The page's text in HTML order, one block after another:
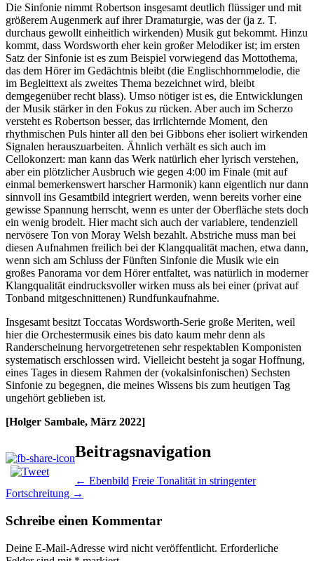
Die Sinfonie nimmt Robertson insgesamt deutlich flüssiger und mit
größerem Augenmerk auf ihrer Dramaturgie, was der (ja z. T.
durchaus gewollt einheitlich wirkenden) Musik gut bekommt. Hinzu
kommt, dass Wordsworth eher kein großer Melodiker ist; im ersten
Satz der Sinfonie ist es zum Beispiel vorwiegend das Mottothema,
das dem Hörer im Gedächtnis bleibt (die Englischhornmelodie, die
im Begleittext als zweites Thema bezeichnet wird, bleibt
demgegenüber recht blass). Umso nötiger ist es, die Entwicklungen
der Musik stärker in den Fokus zu rücken. Aber auch im Scherzo
versteht es Robertson besser, das irrlichternde Moment, den
rhythmischen Puls hinter all den bei Gibbons eher isoliert wirkenden
Signalen herauszuarbeiten. Ähnlich verhält es sich auch im
Cellokonzert: man kann das Werk natürlich eher lyrisch verstehen,
aber ein plötzlicher Ausbruch wie gegen 4:00 im Finale (mit auf
einmal bemerkenswert harscher Harmonik) kann eigentlich nur dann
sinnvoll ins Gesamtbild integriert werden, wenn bereits vorher eine
gewisse Spannung herrscht, wenn es unter der Oberfläche stets doch
ein wenig brodelt. Hier macht sich auch der variablere, tendenziell
nervösere Ton von Moray Welsh bezahlt. Abstriche muss man bei
diesen Aufnahmen freilich bei der Klangqualität machen, etwa dann,
wenn sich am Schluss der Fünften Sinfonie die Musik wie ein
großes Panorama vor dem Hörer entfaltet, was natürlich in moderner
Klangqualität eindrucksvoller wirken muss als bei einer (privat auf
Tonband mitgeschnittenen) Rundfunkaufnahme.
Insgesamt besitzt Toccatas Wordsworth-Serie große Meriten, weil
hier die Orchestermusik eines bis dato kaum mehr denn als
Randerscheinung hervorgetretenen sehr respektablen Komponisten
systematisch erschlossen wird. Vielleicht besteht ja sogar Hoffnung,
eines Tages in diesem Rahmen der (vokalsinfonischen) Sechsten
Sinfonie zu begegnen, die meines Wissens bis zum heutigen Tag
ungehört geblieben ist.
[Holger Sambale, März 2022]
Beitragsnavigation
← Ebenbild Freie Tonalität in stringenter
Fortschreitung →
Schreibe einen Kommentar
Deine E-Mail-Adresse wird nicht veröffentlicht. Erforderliche